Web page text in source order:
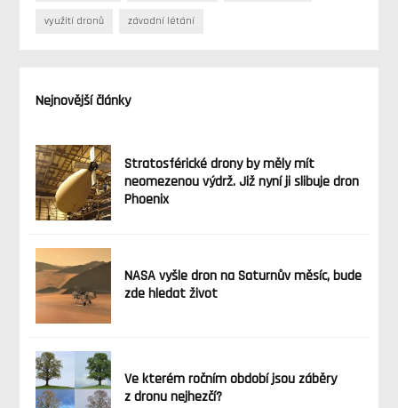
využití dronů závodní létání
Nejnovější články
Stratosférické drony by měly mít
neomezenou výdrž. Již nyní ji slibuje dron
Phoenix
NASA vyšle dron na Saturnův měsíc, bude
zde hledat život
Ve kterém ročním období jsou záběry
z dronu nejhezčí?